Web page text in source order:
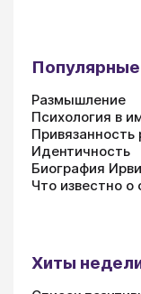
Популярные
Размышление
Психология в
Привязанность
Идентичность
Биография
Что известно о
Хиты